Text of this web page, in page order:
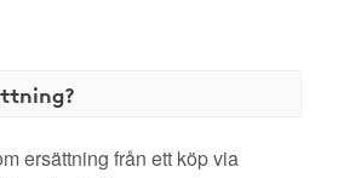
ersättning från ett köp via